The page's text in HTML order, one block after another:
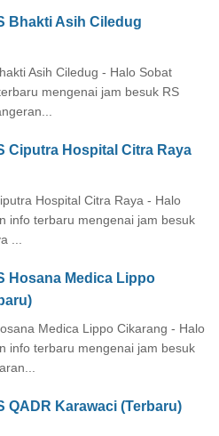
Bhakti Asih Ciledug
Asih Ciledug - Halo Sobat
mengenai jam besuk RS
Ciputra Hospital Citra Raya
Hospital Citra Raya - Halo
info terbaru mengenai jam besuk
...
Hosana Medica Lippo
Medica Lippo Cikarang - Halo
info terbaru mengenai jam besuk
QADR Karawaci (Terbaru)